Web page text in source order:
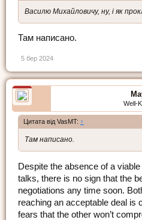
Василю Михайловичу, ну, і як
Там написано.
5 бер 2024
Well-
Цитата від VasMT: ↑
Там написано.
Despite the absence of a
talks, there is no sign that the
negotiations any time soon.
reaching an acceptable deal is
fears that the other won’t